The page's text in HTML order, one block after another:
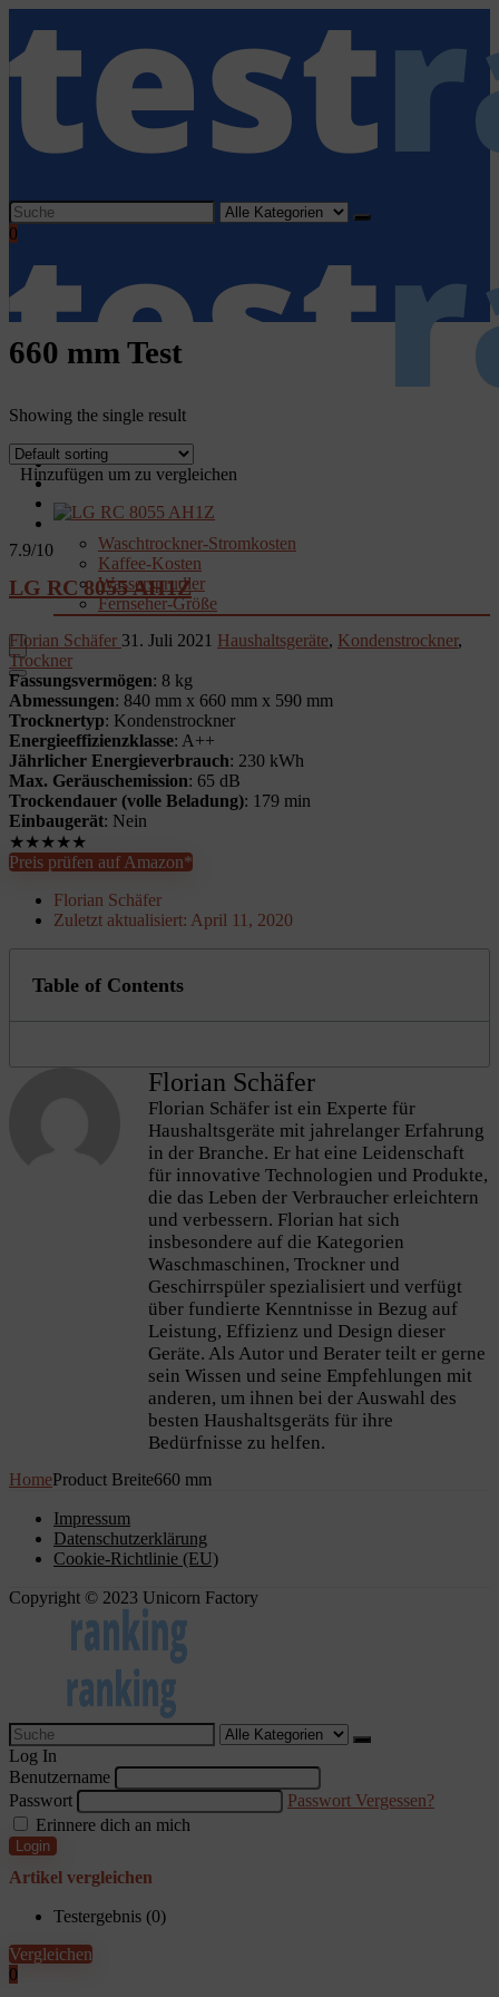
Search
for:
0
Home
Haushaltsgeräte
Garten
Rechner & Tools
Waschtrockner-Stromkosten
Kaffee-Kosten
Wassersprudler
Fernseher-Größe
660 mm Test
Showing the single result
Hinzufügen um zu vergleichen
7.9/10
LG RC 8055 AH1Z
Florian Schäfer 31. Juli 2021 Haushaltsgeräte, Kondenstrockner,
Trockner
Fassungsvermögen: 8 kg
Abmessungen: 840 mm x 660 mm x 590 mm
Trocknertyp: Kondenstrockner
Energieeffizienzklasse: A++
Jährlicher Energieverbrauch: 230 kWh
Max. Geräuschemission: 65 dB
Trockendauer (volle Beladung): 179 min
Einbaugerät: Nein
★★★★★
Preis prüfen auf Amazon*
Florian Schäfer
Zuletzt aktualisiert: April 11, 2020
Table of Contents
Florian Schäfer
Florian Schäfer ist ein Experte für
Haushaltsgeräte mit jahrelanger Erfahrung
in der Branche. Er hat eine Leidenschaft
für innovative Technologien und Produkte,
die das Leben der Verbraucher erleichtern
und verbessern. Florian hat sich
insbesondere auf die Kategorien
Waschmaschinen, Trockner und
Geschirrspüler spezialisiert und verfügt
über fundierte Kenntnisse in Bezug auf
Leistung, Effizienz und Design dieser
Geräte. Als Autor und Berater teilt er gerne
sein Wissen und seine Empfehlungen mit
anderen, um ihnen bei der Auswahl des
besten Haushaltsgeräts für ihre
Bedürfnisse zu helfen.
HomeProduct Breite660 mm
Impressum
Datenschutzerklärung
Cookie-Richtlinie (EU)
Copyright © 2023 Unicorn Factory
Search
for:
Log In
Benutzername
Passwort
Passwort Vergessen?
Erinnere dich an mich
Login
Artikel vergleichen
Testergebnis (0)
Vergleichen
0